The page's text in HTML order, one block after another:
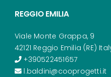
REGGIO EMILIA
Viale Monte Grappa, 9
42121 Reggio Emilia (RE)
+390522451657
l.baldini@cooprogetti.it